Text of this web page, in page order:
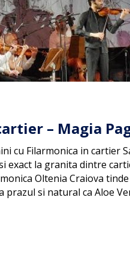
– Magia
cu Filarmonica in cartier
exact la granita dintre
Oltenia Craiova
prazul si natural ca Aloe